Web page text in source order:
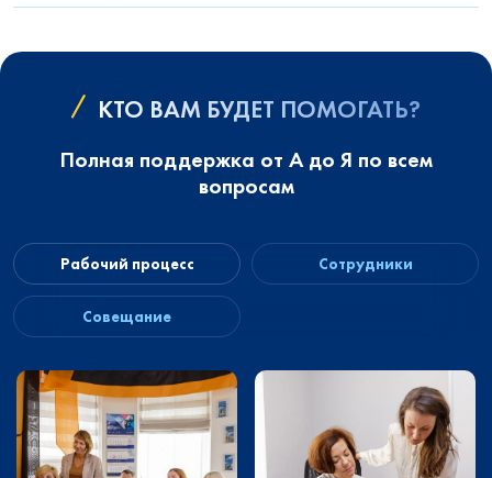
КТО ВАМ БУДЕТ ПОМОГАТЬ?
Полная поддержка от А до Я по всем
вопросам
Рабочий процесс Сотрудники
Совещание